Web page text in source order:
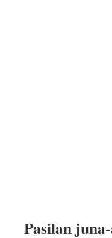
Pasilan